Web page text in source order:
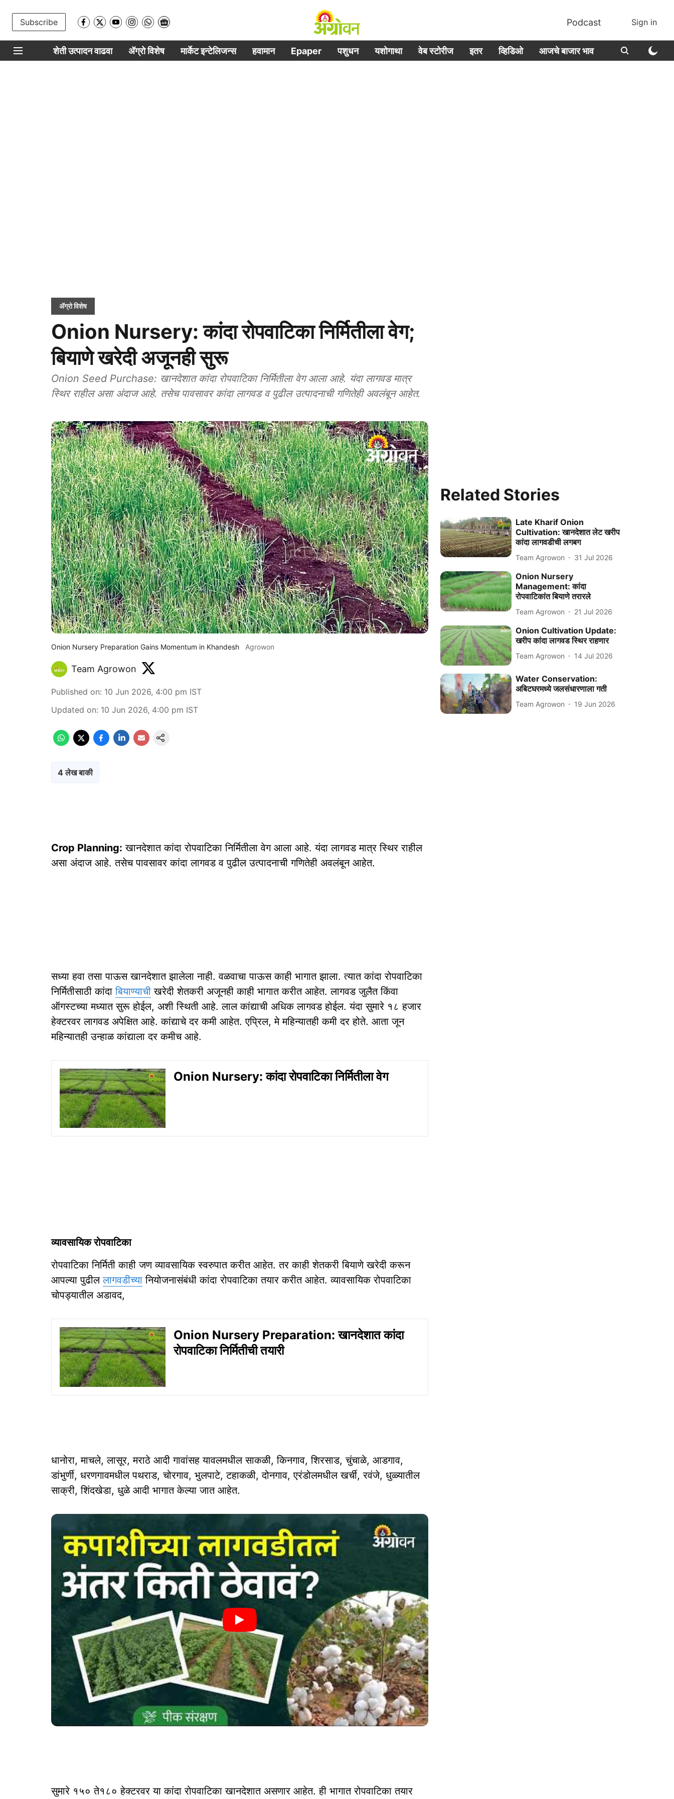
Subscribe Podcast Sign in
शेती उत्पादन वाढवा ॲग्रो विशेष मार्केट इन्टेलिजन्स हवामान Epaper पशुधन यशोगाथा वेब स्टोरीज इतर व्हिडिओ आजचे बाजार भाव
ॲग्रो विशेष
Onion Nursery: कांदा रोपवाटिका निर्मितीला वेग;
बियाणे खरेदी अजूनही सुरू
Onion Seed Purchase: खानदेशात कांदा रोपवाटिका निर्मितीला वेग आला आहे. यंदा लागवड मात्र
स्थिर राहील असा अंदाज आहे. तसेच पावसावर कांदा लागवड व पुढील उत्पादनाची गणितेही अवलंबून आहेत.
Onion Nursery Preparation Gains Momentum in Khandesh Agrowon
Team Agrowon
Published on: 10 Jun 2026, 4:00 pm IST
Updated on: 10 Jun 2026, 4:00 pm IST
4 लेख बाकी
Crop Planning: खानदेशात कांदा रोपवाटिका निर्मितीला वेग आला आहे. यंदा लागवड मात्र स्थिर राहील
असा अंदाज आहे. तसेच पावसावर कांदा लागवड व पुढील उत्पादनाची गणितेही अवलंबून आहेत.
सध्या हवा तसा पाऊस खानदेशात झालेला नाही. वळवाचा पाऊस काही भागात झाला. त्यात कांदा रोपवाटिका
निर्मितीसाठी कांदाबियाण्याची खरेदी शेतकरी अजूनही काही भागात करीत आहेत. लागवड जुलैत किंवा
ऑगस्टच्या मध्यात सुरू होईल, अशी स्थिती आहे. लाल कांद्याची अधिक लागवड होईल. यंदा सुमारे १८ हजार
हेक्टरवर लागवड अपेक्षित आहे. कांद्याचे दर कमी आहेत. एप्रिल, मे महिन्यातही कमी दर होते. आता जून
महिन्यातही उन्हाळ कांद्याला दर कमीच आहे.
Onion Nursery: कांदा रोपवाटिका निर्मितीला वेग
व्यावसायिक रोपवाटिका
रोपवाटिका निर्मिती काही जण व्यावसायिक स्वरुपात करीत आहेत. तर काही शेतकरी बियाणे खरेदी करून
आपल्या पुढीललागवडीच्या नियोजनासंबंधी कांदा रोपवाटिका तयार करीत आहेत. व्यावसायिक रोपवाटिका
चोपड्यातील अडावद,
Onion Nursery Preparation: खानदेशात कांदा
रोपवाटिका निर्मितीची तयारी
धानोरा, माचले, लासूर, मराठे आदी गावांसह यावलमधील साकळी, किनगाव, शिरसाड, चुंचाळे, आडगाव,
डांभुर्णी, धरणगावमधील पथराड, चोरगाव, भुलपाटे, टहाकळी, दोनगाव, एरंडोलमधील खर्ची, रवंजे, धुळ्यातील
साक्री, शिंदखेडा, धुळे आदी भागात केल्या जात आहेत.
सुमारे १५० ते१८० हेक्टरवर या कांदा रोपवाटिका खानदेशात असणार आहेत. ही भागात रोपवाटिका तयार
Related Stories
Late Kharif Onion
Cultivation: खानदेशात लेट खरीप
कांदा लागवडीची लगबग
Team Agrowon 31 Jul 2026
Onion Nursery
Management: कांदा
रोपवाटिकांत बियाणे तरारले
Team Agrowon 21 Jul 2026
Onion Cultivation Update:
खरीप कांदा लागवड स्थिर राहणार
Team Agrowon 14 Jul 2026
Water Conservation:
अबिटघरमध्ये जलसंधारणाला गती
Team Agrowon 19 Jun 2026